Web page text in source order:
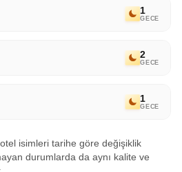
1
GECE
2
GECE
1
GECE
isimleri tarihe göre değişiklik
durumlarda da aynı kalite ve